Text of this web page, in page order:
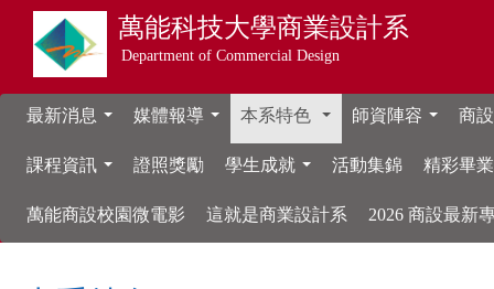
萬能科技大學商業設計系
Department of Commercial Design
最新消息 媒體報導 本系特色 師資陣容 商
課程資訊 證照獎勵 學生成就 活動集錦 精彩畢
萬能商設校園微電影 這就是商業設計系 2026 商設最新